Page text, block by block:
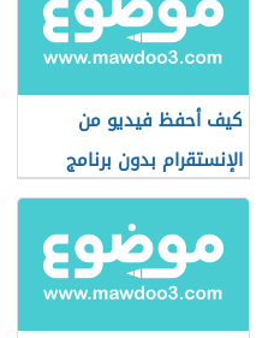
كيف أحفظ فيديو من
الإنستقرام بدون برنامج